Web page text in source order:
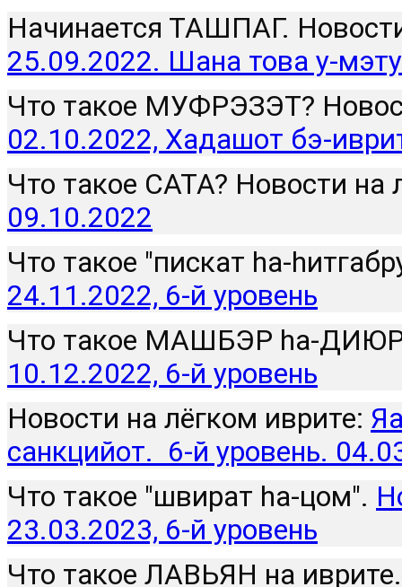
25.09.2022. Шана това у-
02.10.2022, Хадашот бэ-
Что такое САТА? Новости на
09.10.2022
Что такое "пискат hа-
24.11.2022, 6-й уровень
Что такое МАШБЭР hа-
10.12.2022, 6-й уровень
Новости на лёгком иврите:
санкцийот.  6-й уровень.
Что такое "швират hа-цом".
23.03.2023, 6-й уровень
Что такое ЛАВЬЯН на иврите.